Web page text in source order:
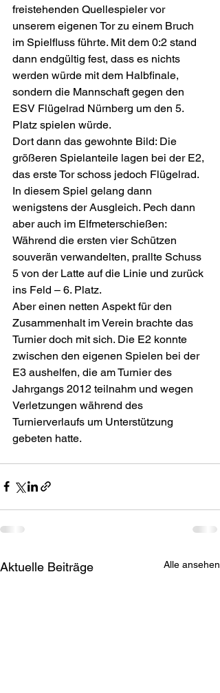
freistehenden Quellespieler vor
unserem eigenen Tor zu einem Bruch
im Spielfluss führte. Mit dem 0:2 stand
dann endgültig fest, dass es nichts
werden würde mit dem Halbfinale,
sondern die Mannschaft gegen den
ESV Flügelrad Nürnberg um den 5.
Platz spielen würde.
Dort dann das gewohnte Bild: Die
größeren Spielanteile lagen bei der E2,
das erste Tor schoss jedoch Flügelrad.
In diesem Spiel gelang dann
wenigstens der Ausgleich. Pech dann
aber auch im Elfmeterschießen:
Während die ersten vier Schützen
souverän verwandelten, prallte Schuss
5 von der Latte auf die Linie und zurück
ins Feld – 6. Platz.
Aber einen netten Aspekt für den
Zusammenhalt im Verein brachte das
Turnier doch mit sich. Die E2 konnte
zwischen den eigenen Spielen bei der
E3 aushelfen, die am Turnier des
Jahrgangs 2012 teilnahm und wegen
Verletzungen während des
Turnierverlaufs um Unterstützung
gebeten hatte.
Aktuelle Beiträge Alle ansehen